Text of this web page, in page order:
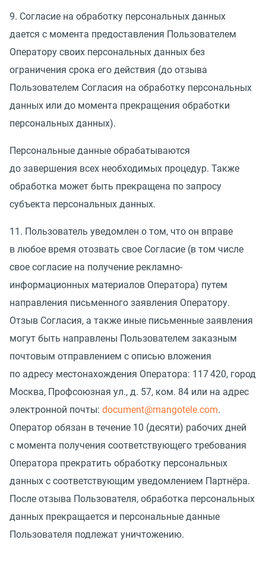
9. Согласие на обработку персональных данных
дается с момента предоставления Пользователем
Оператору своих персональных данных без
ограничения срока его действия (до отзыва
Пользователем Согласия на обработку персональных
данных или до момента прекращения обработки
персональных данных).
Персональные данные обрабатываются
до завершения всех необходимых процедур. Также
обработка может быть прекращена по запросу
субъекта персональных данных.
11. Пользователь уведомлен о том, что он вправе
в любое время отозвать свое Согласие (в том числе
свое согласие на получение рекламно-
информационных материалов Оператора) путем
направления письменного заявления Оператору.
Отзыв Согласия, а также иные письменные заявления
могут быть направлены Пользователем заказным
почтовым отправлением с описью вложения
по адресу местонахождения Оператора: 117 420, город
Москва, Профсоюзная ул., д. 57, ком. 84 или на адрес
электронной почты: document@mangotele.com.
Оператор обязан в течение 10 (десяти) рабочих дней
с момента получения соответствующего требования
Оператора прекратить обработку персональных
данных с соответствующим уведомлением Партнёра.
После отзыва Пользователя, обработка персональных
данных прекращается и персональные данные
Пользователя подлежат уничтожению.